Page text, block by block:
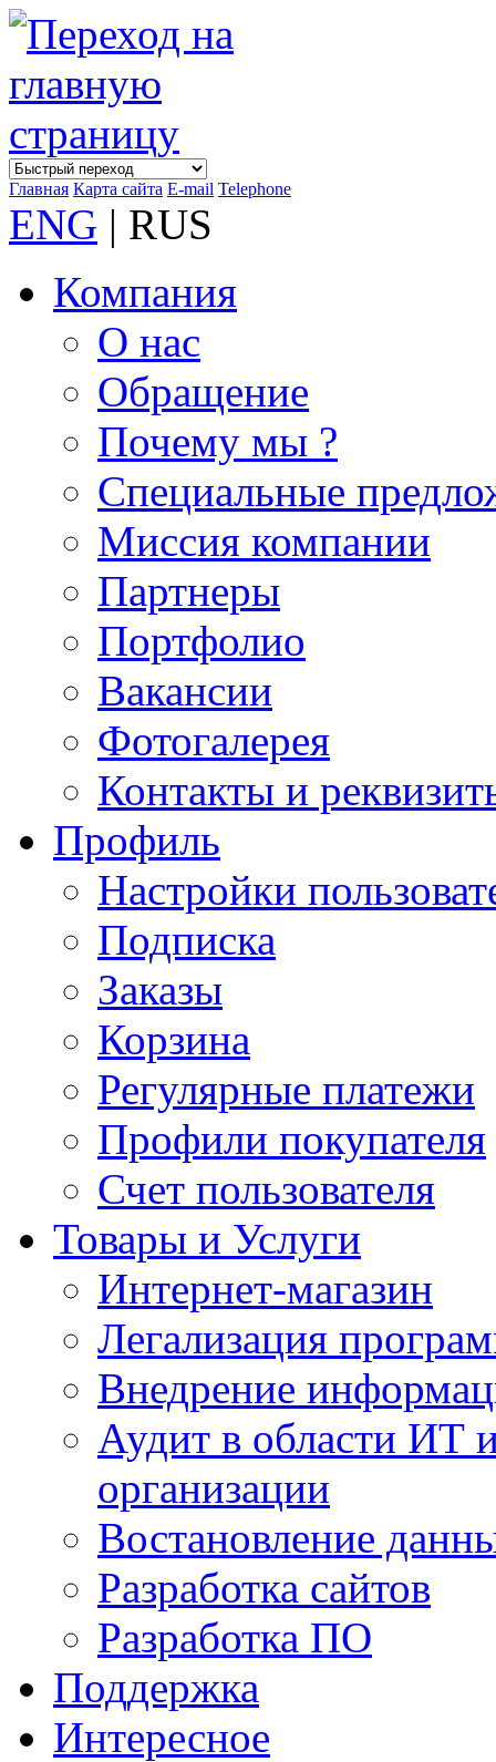
Главная Карта сайта E-mail Telephone
ENG | RUS
Компания
О нас
Обращение
Почему мы ?
Специальные
Миссия компании
Партнеры
Портфолио
Вакансии
Фотогалерея
Контакты и
Профиль
Настройки
Подписка
Заказы
Корзина
Регулярные платежи
Профили покупателя
Счет пользователя
Товары и Услуги
Интернет-магазин
Легализация
Внедрение
Аудит в области ИТ
организации
Востановление
Разработка сайтов
Разработка ПО
Поддержка
Интересное